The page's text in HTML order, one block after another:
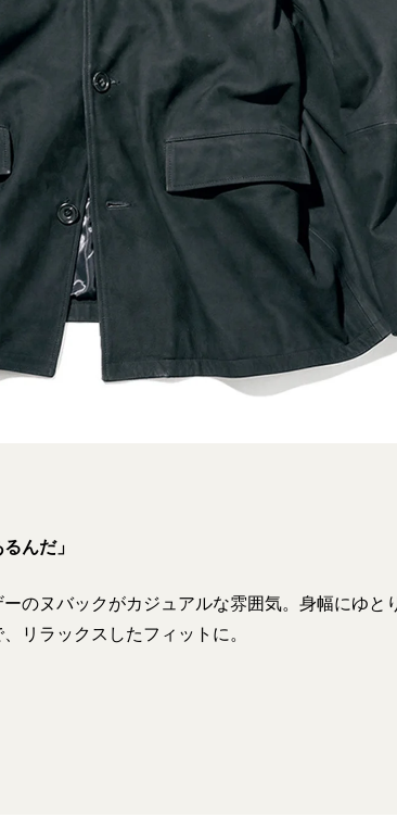
んだ」
のヌバックがカジュアルな雰囲気。身幅にゆと
リラックスしたフィットに。